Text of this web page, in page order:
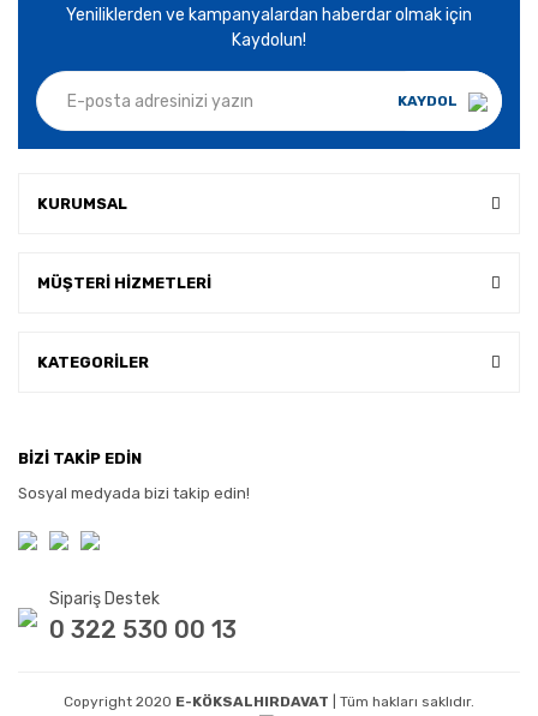
Yeniliklerden ve kampanyalardan haberdar olmak için
Kaydolun!
KAYDOL
KURUMSAL
MÜŞTERİ HİZMETLERİ
KATEGORİLER
BİZİ TAKİP EDİN
Sosyal medyada bizi takip edin!
Sipariş Destek
0 322 530 00 13
Copyright 2020 E-KÖKSALHIRDAVAT | Tüm hakları saklıdır.